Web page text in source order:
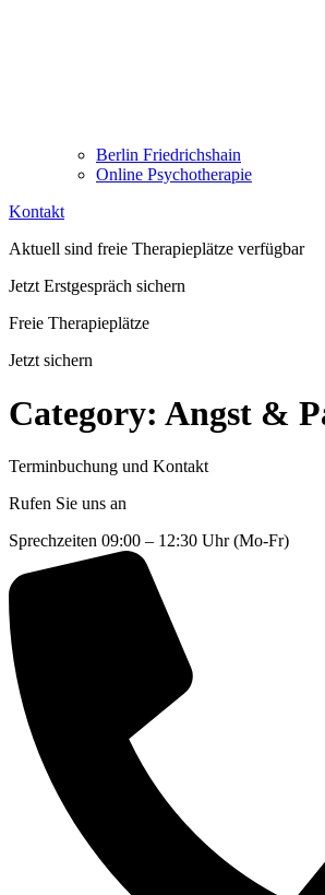
Berlin Friedrichshain
Online Psychotherapie
Kontakt
Aktuell sind freie Therapieplätze verfügbar
Jetzt Erstgespräch sichern
Freie Therapieplätze
Jetzt sichern
Category: Angst &
Terminbuchung und Kontakt
Rufen Sie uns an
Sprechzeiten 09:00 – 12:30 Uhr (Mo-Fr)